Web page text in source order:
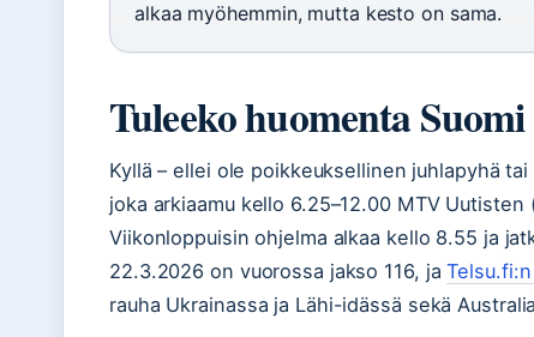
alkaa myöhemmin, mutta kesto on sama.
Tuleeko huomenta
Kyllä – ellei ole poikkeuksellinen juhlapyhä
joka arkiaamu kello 6.25–12.00 MTV
Viikonloppuisin ohjelma alkaa kello 8.55 ja
22.3.2026 on vuorossa jakso 116, ja
rauha Ukrainassa ja Lähi-idässä sekä